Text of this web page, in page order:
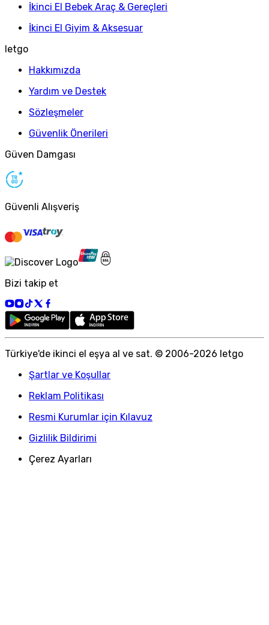
İkinci El Bebek Araç & Gereçleri
İkinci El Giyim & Aksesuar
letgo
Hakkımızda
Yardım ve Destek
Sözleşmeler
Güvenlik Önerileri
Güven Damgası
Güvenli Alışveriş
Bizi takip et
Türkiye'de ikinci el eşya al ve sat. © 2006-2026 letgo
Şartlar ve Koşullar
Reklam Politikası
Resmi Kurumlar için Kılavuz
Gizlilik Bildirimi
Çerez Ayarları